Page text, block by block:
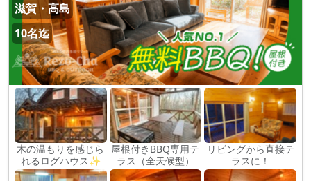
滋賀・高島
10名迄
木の温もりを感じら
れるログハウス✨
屋根付きBBQ専用テ
ラス（全天候型）
リビングから直接テ
ラスに！